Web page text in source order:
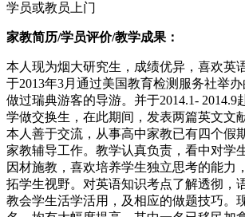
学员或教员上门
家教简历/学员评价/教学成果：
本人现为烟大研究生，成绩优异，喜欢英
于2013年3月通过美国教育检测服务社举
做过瑞典游客的导游。并于2014.1- 2014.9
学做交换生，在此期间，发表两篇英文文
本人善于交流，从事高中家教已有四个假
家教辅导工作。教学认真负责，看中对学
因材施教，喜欢培养学生独立思考的能力
拓学生视野。对英语知识考点了解透彻，
教会学生活学活用，及相应的做题技巧。